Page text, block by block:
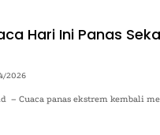
Hari Ini Panas
2026
– Cuaca panas ekstrem kembali